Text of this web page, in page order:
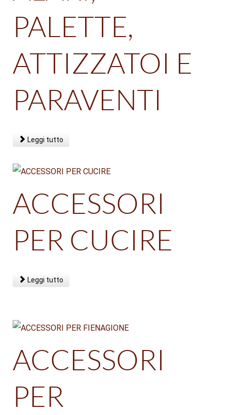
PALETTE,
ATTIZZATOI E
PARAVENTI
Leggi tutto
ACCESSORI
PER CUCIRE
Leggi tutto
ACCESSORI
PER